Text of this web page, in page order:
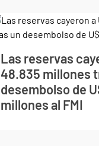
Las reservas
48.835 millones
desembolso de
millones al FMI